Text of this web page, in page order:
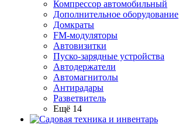
Компрессор автомобильный
Дополнительное оборудование
Домкраты
FM-модуляторы
Автовизитки
Пуско-зарядные устройства
Автодержатели
Автомагнитолы
Антирадары
Разветвитель
Ещё 14